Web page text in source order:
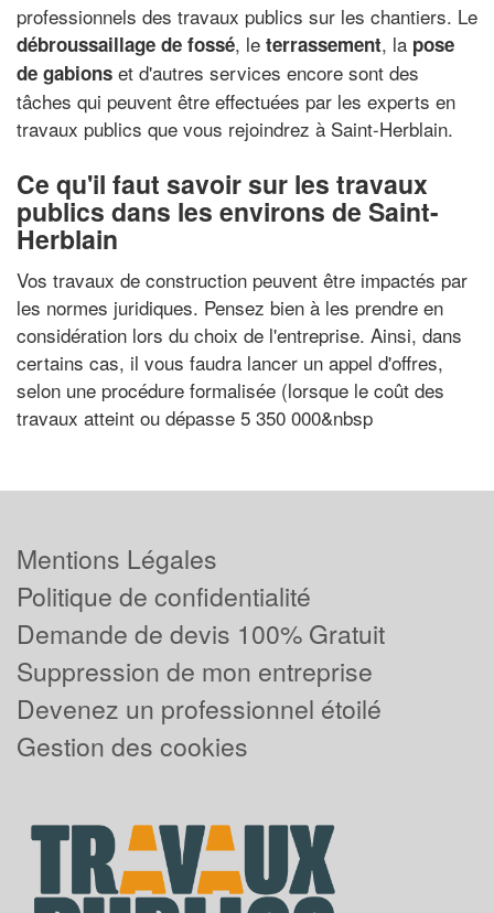
professionnels des travaux publics sur les chantiers. Le
débroussaillage de fossé, le terrassement, la pose
de gabions et d'autres services encore sont des
tâches qui peuvent être effectuées par les experts en
travaux publics que vous rejoindrez à Saint-Herblain.
Ce qu'il faut savoir sur les travaux
publics dans les environs de Saint-
Herblain
Vos travaux de construction peuvent être impactés par
les normes juridiques. Pensez bien à les prendre en
considération lors du choix de l'entreprise. Ainsi, dans
certains cas, il vous faudra lancer un appel d'offres,
selon une procédure formalisée (lorsque le coût des
travaux atteint ou dépasse 5 350 000&nbsp
Mentions Légales
Politique de confidentialité
Demande de devis 100% Gratuit
Suppression de mon entreprise
Devenez un professionnel étoilé
Gestion des cookies